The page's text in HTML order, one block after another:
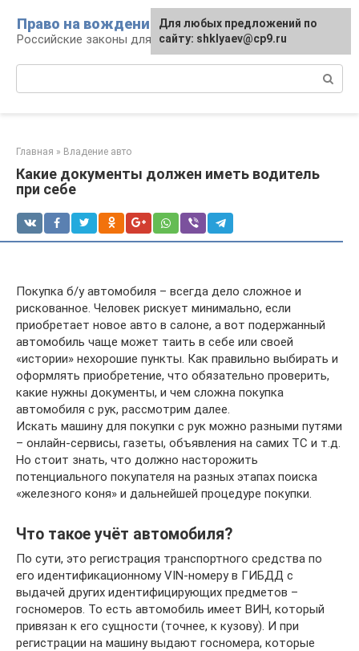
контенту
Право на вождение
Российские законы для автомобилистов
Главная » Владение авто
Какие документы должен иметь водитель
при себе
Покупка б/у автомобиля – всегда дело сложное и
рискованное. Человек рискует минимально, если
приобретает новое авто в салоне, а вот подержанный
автомобиль чаще может таить в себе или своей
«истории» нехорошие пункты. Как правильно выбирать и
оформлять приобретение, что обязательно проверить,
какие нужны документы, и чем сложна покупка
автомобиля с рук, рассмотрим далее.
Искать машину для покупки с рук можно разными путями
– онлайн-сервисы, газеты, объявления на самих ТС и т.д.
Но стоит знать, что должно насторожить
потенциального покупателя на разных этапах поиска
«железного коня» и дальнейшей процедуре покупки.
Что такое учёт автомобиля?
По сути, это регистрация транспортного средства по
его идентификационному VIN-номеру в ГИБДД с
выдачей других идентифицирующих предметов –
госномеров. То есть автомобиль имеет ВИН, который
привязан к его сущности (точнее, к кузову). И при
регистрации на машину выдают госномера, которые
Для любых предложений по
сайту: shklyaev@cp9.ru